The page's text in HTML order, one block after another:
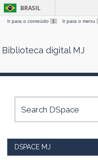
Skip
BRASIL
Ir para o conteúdo 1 Ir para o menu
Biblioteca digital MJ
DSPACE MJ